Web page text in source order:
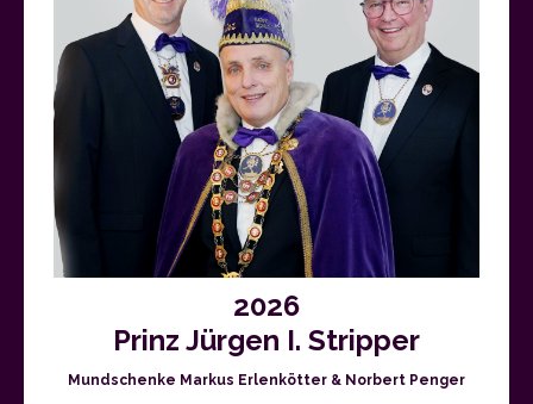
Links
2026
Prinz Jürgen I. Stripper
Mundschenke Markus Erlenkötter & Norbert Penger